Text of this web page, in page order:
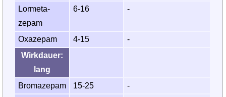
Lormeta­
zepam
6-16 -
Oxazepam 4-15
-
Wirkdauer:
lang
Bromazepam
15-25
-